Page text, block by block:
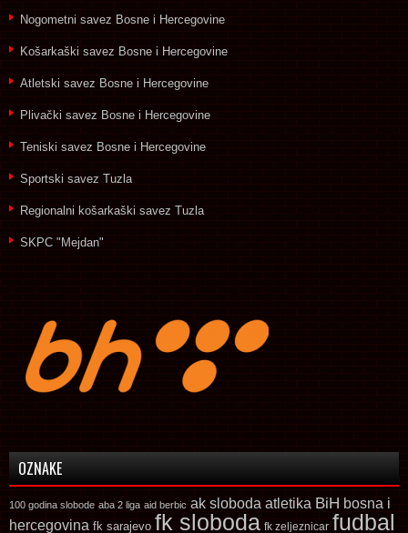
Nogometni savez Bosne i Hercegovine
Košarkaški savez Bosne i Hercegovine
Atletski savez Bosne i Hercegovine
Plivački savez Bosne i Hercegovine
Teniski savez Bosne i Hercegovine
Sportski savez Tuzla
Regionalni košarkaški savez Tuzla
SKPC "Mejdan"
OZNAKE
100 godina slobode aba 2 liga aid berbic ak sloboda atletika BiH bosna i
hercegovina fk sarajevo fk sloboda fk zeljeznicar fudbal